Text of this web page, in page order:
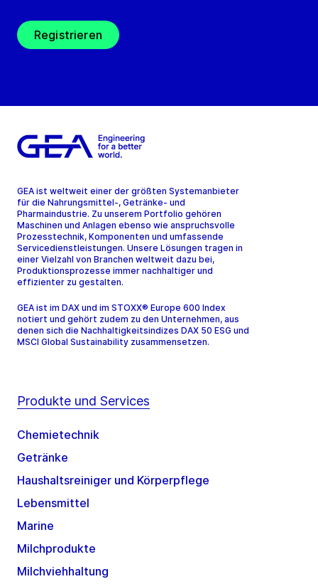
Registrieren
GEA ist weltweit einer der größten Systemanbieter
für die Nahrungsmittel-, Getränke- und
Pharmaindustrie. Zu unserem Portfolio gehören
Maschinen und Anlagen ebenso wie anspruchsvolle
Prozesstechnik, Komponenten und umfassende
Servicedienstleistungen. Unsere Lösungen tragen in
einer Vielzahl von Branchen weltweit dazu bei,
Produktionsprozesse immer nachhaltiger und
effizienter zu gestalten.
GEA ist im DAX und im STOXX® Europe 600 Index
notiert und gehört zudem zu den Unternehmen, aus
denen sich die Nachhaltigkeitsindizes DAX 50 ESG und
MSCI Global Sustainability zusammensetzen.
Produkte und Services
Chemietechnik
Getränke
Haushaltsreiniger und Körperpflege
Lebensmittel
Marine
Milchprodukte
Milchviehhaltung